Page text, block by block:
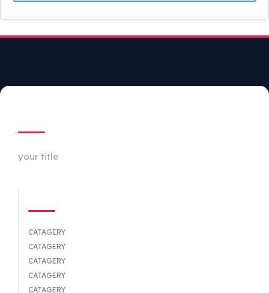
your title
CATAGERY
CATAGERY
CATAGERY
CATAGERY
CATAGERY